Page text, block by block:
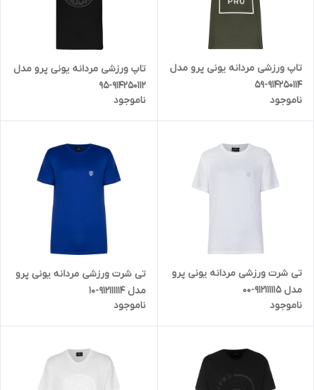
تاپ ورزشی مردانه یونی پرو مدل
914250114-59
ناموجود
تاپ ورزشی مردانه یونی پرو مدل
914250112-95
ناموجود
تی شرت ورزشی مردانه یونی پرو
مدل 912111115-00
ناموجود
تی شرت ورزشی مردانه یونی پرو
مدل 912111114-10
ناموجود